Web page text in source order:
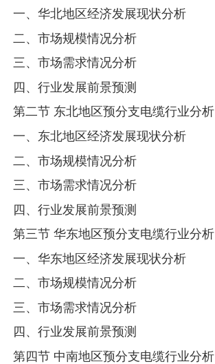
一、华北地区经济发展现状分析
二、市场规模情况分析
三、市场需求情况分析
四、行业发展前景预测
第二节 东北地区预分支电缆行业分析
一、东北地区经济发展现状分析
二、市场规模情况分析
三、市场需求情况分析
四、行业发展前景预测
第三节 华东地区预分支电缆行业分析
一、华东地区经济发展现状分析
二、市场规模情况分析
三、市场需求情况分析
四、行业发展前景预测
第四节 中南地区预分支电缆行业分析